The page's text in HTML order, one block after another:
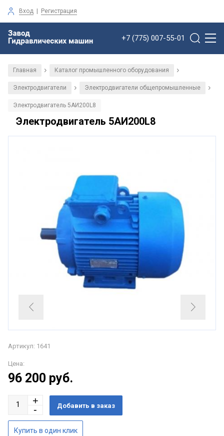
Вход | Регистрация
+7 (775) 007-55-01
Главная / Каталог промышленного оборудования /
Электродвигатели / Электродвигатели общепромышленные /
Электродвигатель 5АИ200L8
Электродвигатель 5АИ200L8
Артикул: 1641
Цена:
96 200 руб.